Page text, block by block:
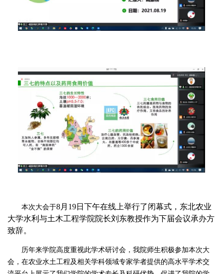
本次大会于8月19日下午在线上举行了闭幕式，东北农业
大学水利与土木工程学院院长刘东教授作为下届会议承办方
致辞。
历年来学院高度重视此学术研讨会，我院师生积极参加本次大
会，在农业水土工程及相关学科领域专家学者提供的高水平学术交